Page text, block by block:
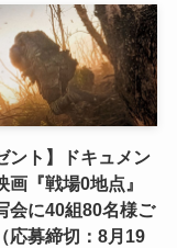
ント】ドキュメン
画『戦場0地点』
会に40組80名様ご
応募締切：8月19